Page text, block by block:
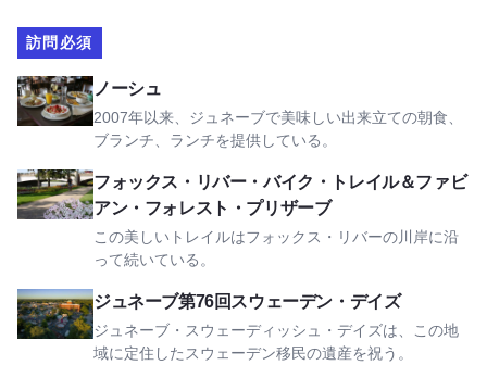
訪問必須
ノーシュ
2007年以来、ジュネーブで美味しい出来立ての朝食、
ブランチ、ランチを提供している。
ノッシュを見る
フォックス・リバー・バイク・トレイル＆ファビ
アン・フォレスト・プリザーブ
この美しいトレイルはフォックス・リバーの川岸に沿
って続いている。
フォックス・リバー・サイクリング・トレイルとファビア
ジュネーブ第76回スウェーデン・デイズ
ジュネーブ・スウェーディッシュ・デイズは、この地
域に定住したスウェーデン移民の遺産を祝う。
第76回ジュネーブ・スウェーデン・デイズを見る